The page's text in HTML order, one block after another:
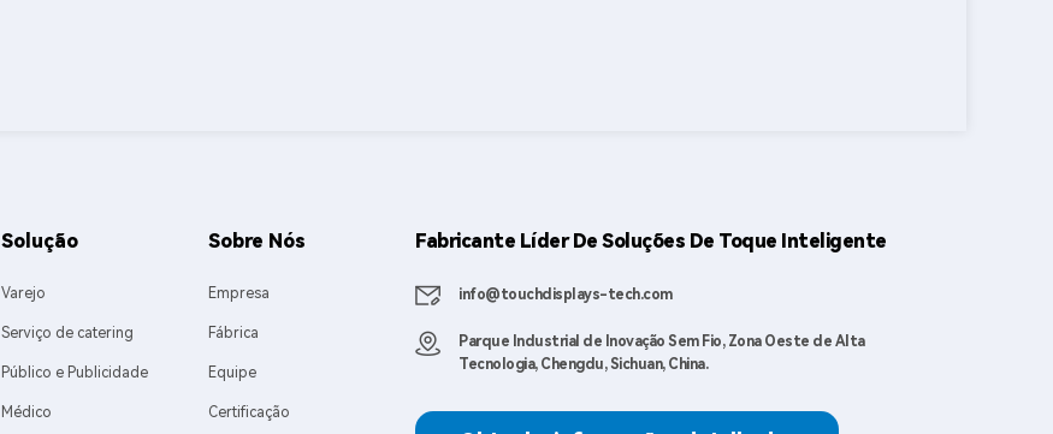
Solução
Varejo
Serviço de catering
Público e Publicidade
Médico
Sobre Nós
Empresa
Fábrica
Equipe
Certificação
Fabricante Líder De Soluções De Toque Inteligente
info@touchdisplays-tech.com
Parque Industrial de Inovação Sem Fio, Zona Oeste de Alta
Tecnologia, Chengdu, Sichuan, China.